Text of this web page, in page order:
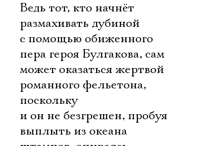
Ведь тот, кто начнёт
размахивать дубиной
с помощью обиженного
пера героя Булгакова, сам
может оказаться жертвой
романного фельетона,
поскольку
и он не безгрешен, пробуя
выплыть из океана